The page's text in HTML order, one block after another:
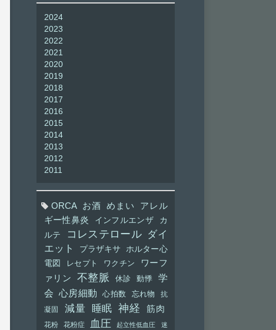
2024
2023
2022
2021
2020
2019
2018
2017
2016
2015
2014
2013
2012
2011
ORCA お酒 めまい
アレル
ギー性鼻炎
インフルエンザ
カ
ルテ
コレステロール ダイ
エット
プラザキサ
ホルター心
電図
レセプト ワクチン
ワーフ
ァリン
不整脈 休診 動悸
学
会 心房細動 心拍数 忘れ物
抗
凝固
減量 睡眠 神経 筋肉
花粉 花粉症 血圧 起立性低血圧 迷